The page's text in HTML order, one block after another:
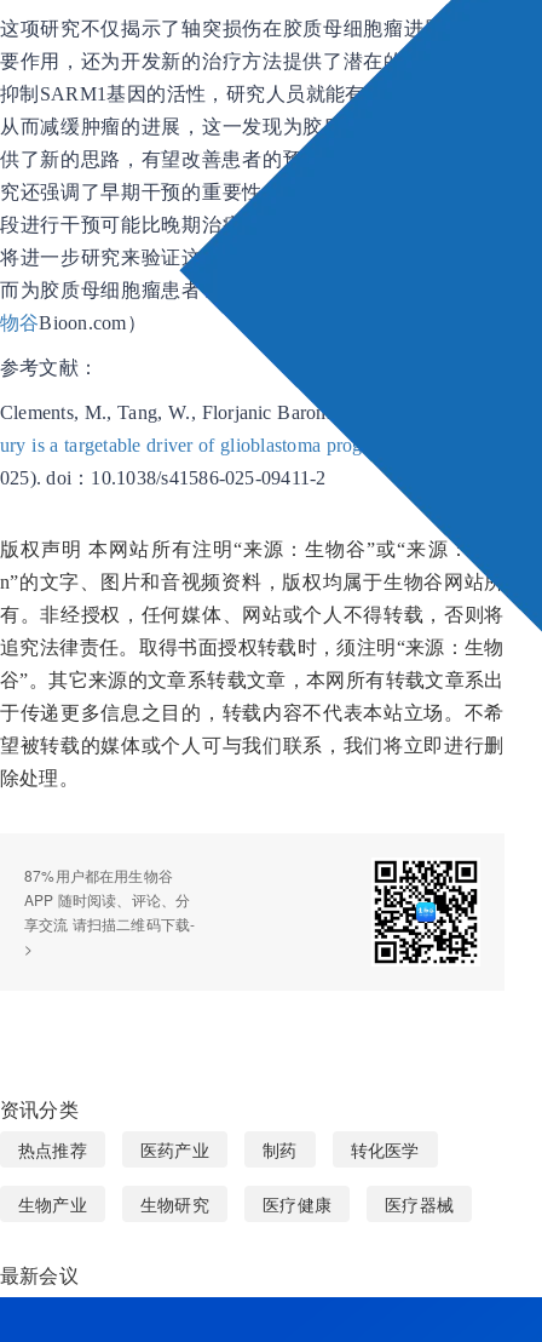
这项研究不仅揭示了轴突损伤在胶质母细胞瘤进展中的重
要作用，还为开发新的治疗方法提供了潜在的靶点。通过
抑制SARM1基因的活性，研究人员就能有效减少轴突损伤
从而减缓肿瘤的进展，这一发现为胶质母细胞瘤的治疗提
供了新的思路，有望改善患者的预后和
究还强调了早期干预的重要性，指出在肿瘤发展的早期阶
段进行干预可能比晚期治疗更为有效。未来，研究人员还
将进一步研究来验证这一发现并将其转化为临床应用，从
而为胶质母细胞瘤患者带来更多的治疗选择和希望。（
物谷Bioon.com）
参考文献：
Clements, M., Tang, W., Florjanic Baronik, Z. et al.
ury is a targetable driver of glioblastoma progression
025). doi：10.1038/s41586-025-09411-2
版权声明 本网站所有注明“来源：生物谷”或“来源：bioo
n”的文字、图片和音视频资料，版权均属于生物谷网站所
有。非经授权，任何媒体、网站或个人不得转载，否则将
追究法律责任。取得书面授权转载时，须注明“来源：生物
谷”。其它来源的文章系转载文章，本网所有转载文章系出
于传递更多信息之目的，转载内容不代表本站立场。不希
望被转载的媒体或个人可与我们联系，我们将立即进行删
除处理。
87%用户都在用生物谷
APP 随时阅读、评论、分
享交流 请扫描二维码下载-
>
资讯分类
热点推荐 医药产业 制药 转化医学
生物产业 生物研究 医疗健康 医疗器械
最新会议